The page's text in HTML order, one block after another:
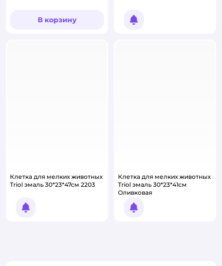
В корзину Уведомить о появлении
Клетка для мелких животных
Triol эмаль 30*23*47см 2203
Уведомить о появлении
Клетка для мелких животных
Triol эмаль 30*23*41см
Оливковая
Уведомить о появлении